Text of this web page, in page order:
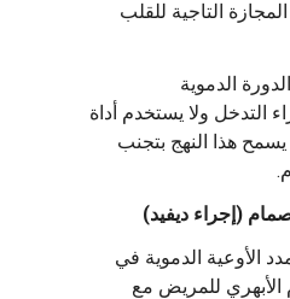
التاجية للقلب
الدموية
التدخل ولا يستخدم أداة
هذا النهج بتجنب
(إجراء ديفيد)
الأوعية الدموية في
الأبهري للمريض مع